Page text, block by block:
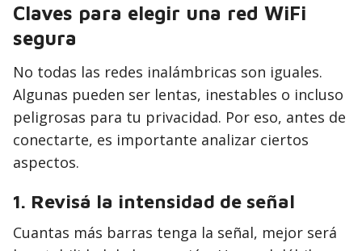
Claves para elegir una red WiFi
segura
No todas las redes inalámbricas son iguales.
Algunas pueden ser lentas, inestables o incluso
peligrosas para tu privacidad. Por eso, antes de
conectarte, es importante analizar ciertos
aspectos.
1. Revisá la intensidad de señal
Cuantas más barras tenga la señal, mejor será